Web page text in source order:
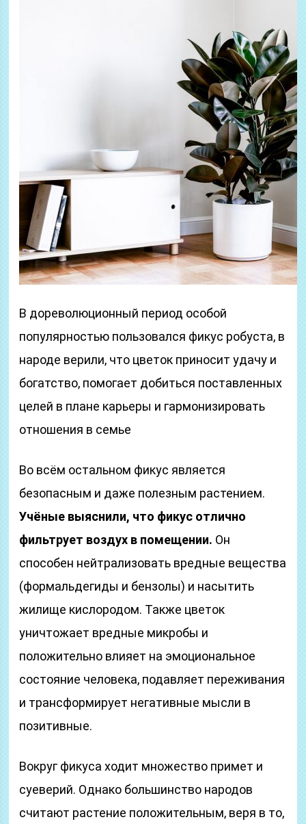
В дореволюционный период особой
популярностью пользовался фикус робуста, в
народе верили, что цветок приносит удачу и
богатство, помогает добиться поставленных
целей в плане карьеры и гармонизировать
отношения в семье
Во всём остальном фикус является
безопасным и даже полезным растением.
Учёные выяснили, что фикус отлично
фильтрует воздух в помещении. Он
способен нейтрализовать вредные вещества
(формальдегиды и бензолы) и насытить
жилище кислородом. Также цветок
уничтожает вредные микробы и
положительно влияет на эмоциональное
состояние человека, подавляет переживания
и трансформирует негативные мысли в
позитивные.
Вокруг фикуса ходит множество примет и
суеверий. Однако большинство народов
считают растение положительным, веря в то,